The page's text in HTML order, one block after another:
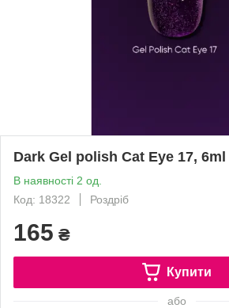
Dark Gel polish Cat Eye 17, 6ml
В наявності 2 од.
Код: 18322
Роздріб
165 ₴
Купити
або